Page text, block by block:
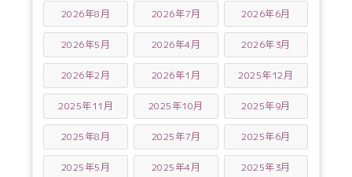
2026年8月 2026年7月 2026年6月
2026年5月 2026年4月 2026年3月
2026年2月 2026年1月 2025年12月
2025年11月 2025年10月 2025年9月
2025年8月 2025年7月 2025年6月
2025年5月 2025年4月 2025年3月